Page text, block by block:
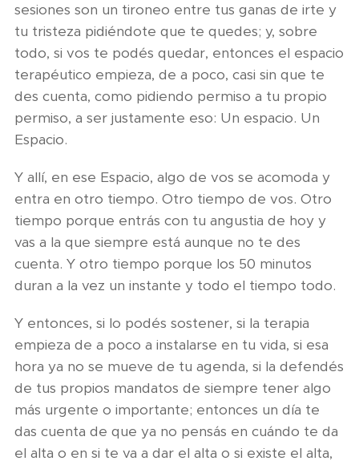
sesiones son un tironeo entre tus ganas de irte y
tu tristeza pidiéndote que te quedes; y, sobre
todo, si vos te podés quedar, entonces el espacio
terapéutico empieza, de a poco, casi sin que te
des cuenta, como pidiendo permiso a tu propio
permiso, a ser justamente eso: Un espacio. Un
Espacio.
Y allí, en ese Espacio, algo de vos se acomoda y
entra en otro tiempo. Otro tiempo de vos. Otro
tiempo porque entrás con tu angustia de hoy y
vas a la que siempre está aunque no te des
cuenta. Y otro tiempo porque los 50 minutos
duran a la vez un instante y todo el tiempo todo.
Y entonces, si lo podés sostener, si la terapia
empieza de a poco a instalarse en tu vida, si esa
hora ya no se mueve de tu agenda, si la defendés
de tus propios mandatos de siempre tener algo
más urgente o importante; entonces un día te
das cuenta de que ya no pensás en cuándo te da
el alta o en si te va a dar el alta o si existe el alta,